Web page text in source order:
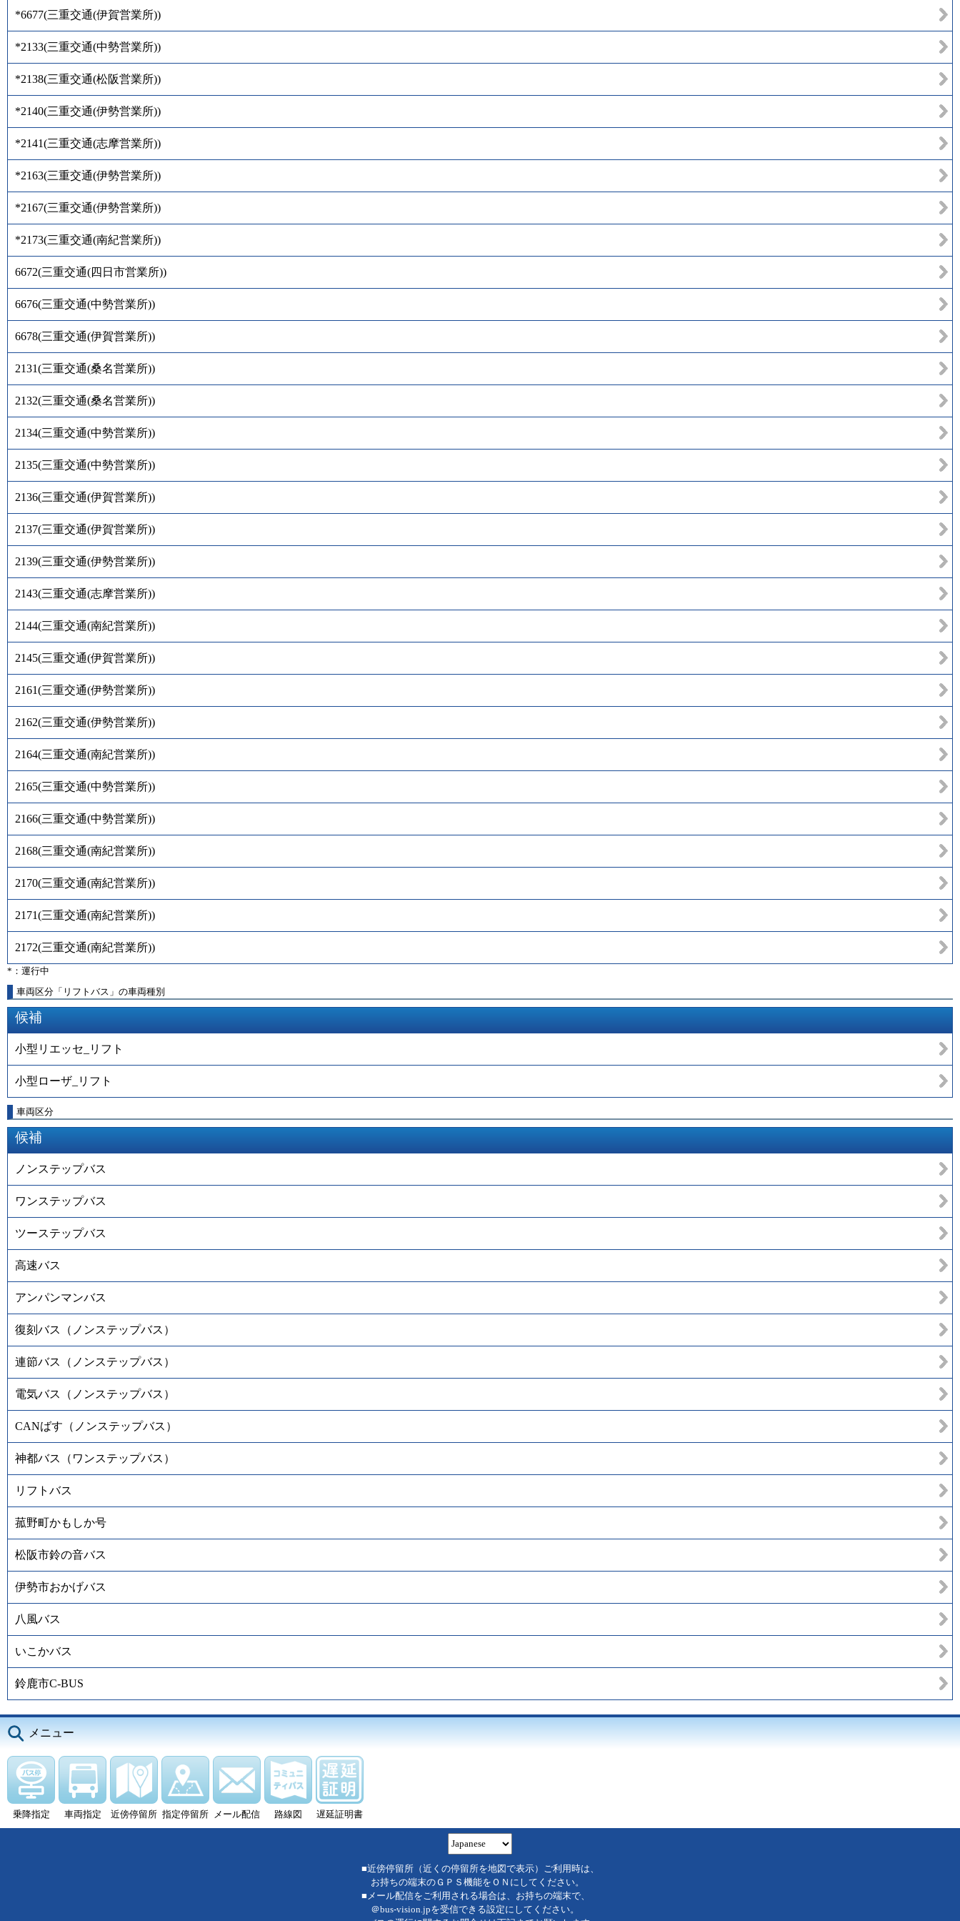
*6677(三重交通(伊賀営業所))
*2133(三重交通(中勢営業所))
*2138(三重交通(松阪営業所))
*2140(三重交通(伊勢営業所))
*2141(三重交通(志摩営業所))
*2163(三重交通(伊勢営業所))
*2167(三重交通(伊勢営業所))
*2173(三重交通(南紀営業所))
6672(三重交通(四日市営業所))
6676(三重交通(中勢営業所))
6678(三重交通(伊賀営業所))
2131(三重交通(桑名営業所))
2132(三重交通(桑名営業所))
2134(三重交通(中勢営業所))
2135(三重交通(中勢営業所))
2136(三重交通(伊賀営業所))
2137(三重交通(伊賀営業所))
2139(三重交通(伊勢営業所))
2143(三重交通(志摩営業所))
2144(三重交通(南紀営業所))
2145(三重交通(伊賀営業所))
2161(三重交通(伊勢営業所))
2162(三重交通(伊勢営業所))
2164(三重交通(南紀営業所))
2165(三重交通(中勢営業所))
2166(三重交通(中勢営業所))
2168(三重交通(南紀営業所))
2170(三重交通(南紀営業所))
2171(三重交通(南紀営業所))
2172(三重交通(南紀営業所))
*：運行中
車両区分「リフトバス」の車両種別
候補
小型リエッセ_リフト
小型ローザ_リフト
車両区分
候補
ノンステップバス
ワンステップバス
ツーステップバス
高速バス
アンパンマンバス
復刻バス（ノンステップバス）
連節バス（ノンステップバス）
電気バス（ノンステップバス）
CANばす（ノンステップバス）
神都バス（ワンステップバス）
リフトバス
菰野町かもしか号
松阪市鈴の音バス
伊勢市おかげバス
八風バス
いこかバス
鈴鹿市C-BUS
メニュー
乗降指定 車両指定 近傍停留所 指定停留所 メール配信 路線図 遅延証明書
■近傍停留所（近くの停留所を地図で表示）ご利用時は、
お持ちの端末のＧＰＳ機能をＯＮにしてください。
■メール配信をご利用される場合は、お持ちの端末で、
＠bus-vision.jpを受信できる設定にしてください。